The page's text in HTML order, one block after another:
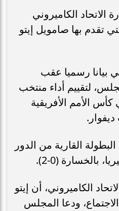
الكاميروني
تقدم بها صامويل إيتو
بيانا رسميا عقب
لتقييم أداء منتخب
الأمم الأفريقية
القارية من الدور
بالخسارة (0-2).
الكاميروني، أن إيتو
ودعا المجلس